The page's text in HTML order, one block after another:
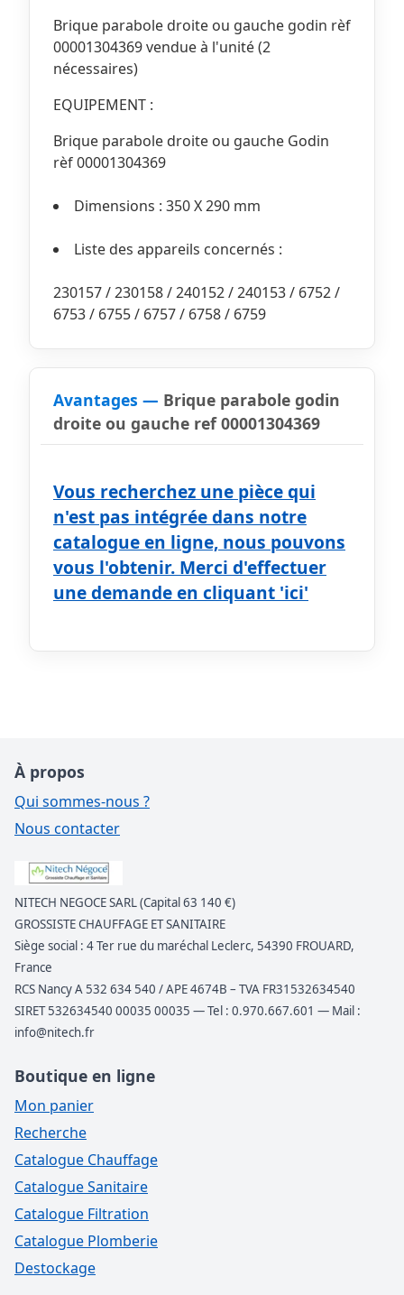
Brique parabole droite ou gauche godin rèf
00001304369 vendue à l'unité (2
nécessaires)
EQUIPEMENT :
Brique parabole droite ou gauche Godin
rèf 00001304369
Dimensions : 350 X 290 mm
Liste des appareils concernés :
230157 / 230158 / 240152 / 240153 / 6752 /
6753 / 6755 / 6757 / 6758 / 6759
Avantages — Brique parabole godin
droite ou gauche ref 00001304369
Vous recherchez une pièce qui
n'est pas intégrée dans notre
catalogue en ligne, nous pouvons
vous l'obtenir. Merci d'effectuer
une demande en cliquant 'ici'
À propos
Qui sommes-nous ?
Nous contacter
NITECH NEGOCE SARL (Capital 63 140 €)
GROSSISTE CHAUFFAGE ET SANITAIRE
Siège social : 4 Ter rue du maréchal Leclerc, 54390 FROUARD,
France
RCS Nancy A 532 634 540 / APE 4674B – TVA FR31532634540
SIRET 532634540 00035 00035 — Tel : 0.970.667.601 — Mail :
info@nitech.fr
Boutique en ligne
Mon panier
Recherche
Catalogue Chauffage
Catalogue Sanitaire
Catalogue Filtration
Catalogue Plomberie
Destockage